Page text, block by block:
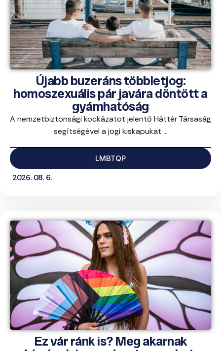
Újabb buzeráns többletjog:
homoszexuális pár javára döntött a
gyámhatóság
A nemzetbiztonsági kockázatot jelentő Háttér Társaság
segítségével a jogi kiskapukat ...
LMBTQP
2026. 08. 6.
Ez vár ránk is? Meg akarnak